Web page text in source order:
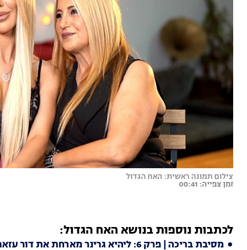
צילום תמונה ראשית: האח הגדול
זמן צפייה: 00:41
לכתבות נוספות בנושא האח הגדול:
מסיבת בריכה | פרק 6: ליהיא גרינר מארחת את דור עזאמי